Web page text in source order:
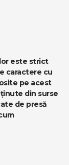
este strict
caractere cu
pe acest
din surse
de presă